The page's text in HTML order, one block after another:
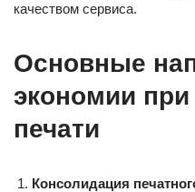
качеством сервиса.
Основные
экономии
печати
Консолидация